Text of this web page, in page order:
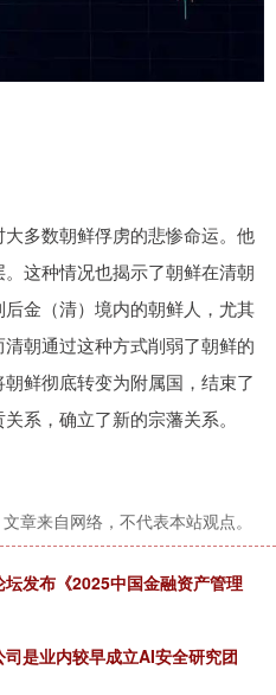
多数朝鲜俘虏的悲惨命运。他
这种情况也揭示了朝鲜在清朝
金（清）境内的朝鲜人，尤其
朝通过这种方式削弱了朝鲜的
鲜彻底转变为附属国，结束了
系，确立了新的宗藩关系。
章来自网络，不代表本站观点。
发布《2025中国金融资产管理
是业内较早成立AI安全研究团